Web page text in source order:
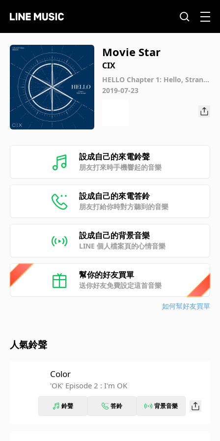
Movie Star
CIX
HELLO Chapter 1: Hello, Strang
er
2019-07-23
設成自己的來電鈴聲
朋友打來時手機響起的音樂
設成自己的來電答鈴
朋友打給你時對方聽到的音樂
設成自己的背景音樂
LINE 個人檔案頁的心情音樂
幫你的好友買單
送你好友免費設定這首音樂
如何幫好友買單
人氣鈴聲
Color
'OK' Episode 2 : I'm OK
鈴聲 答鈴 背景音樂